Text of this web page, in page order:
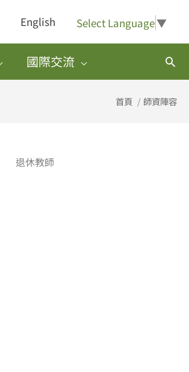
English Select Language▼
國際交流
搜
尋
首頁 師資陣容
退休教師